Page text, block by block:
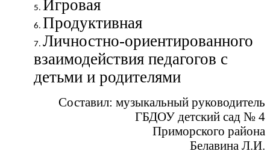
Игровая
Продуктивная
Личностно-ориентированного
взаимодействия педагогов с
детьми и родителями
Составил: музыкальный руководитель
ГБДОУ детский сад № 4
Приморского района
Белавина Л.И.